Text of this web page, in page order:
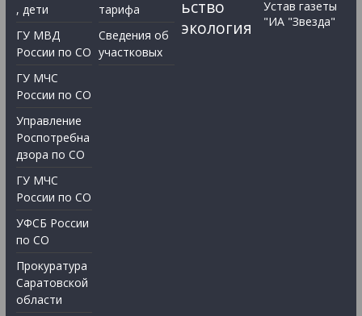
, дети
ГУ МВД
России по СО
ГУ МЧС
России по СО
Управление
Роспотребна
дзора по СО
ГУ МЧС
России по СО
УФСБ России
по СО
Прокуратура
Саратовской
области
тарифа
Сведения об
участковых
ьство
экология
Устав газеты
"ИА "Звезда"